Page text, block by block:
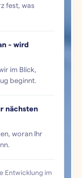
fest, was
- wird
im Blick,
beginnt.
nächsten
woran Ihr
Entwicklung im